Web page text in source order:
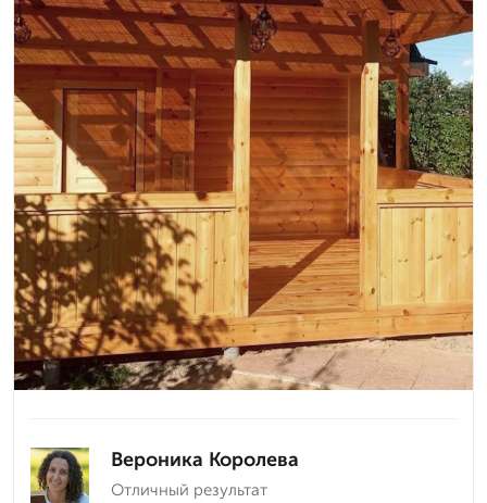
Вероника Королева
Отличный результат